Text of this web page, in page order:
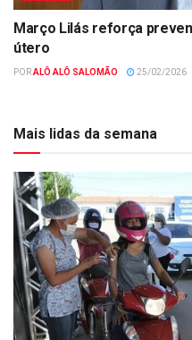
Março Lilás reforça
útero
PORALÔ ALÔ SALOMÃO 25/02/2026
Mais lidas da semana